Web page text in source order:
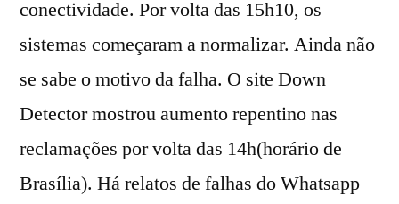
conectividade. Por volta das 15h10, os
sistemas começaram a normalizar. Ainda não
se sabe o motivo da falha. O site Down
Detector mostrou aumento repentino nas
reclamações por volta das 14h(horário de
Brasília). Há relatos de falhas do Whatsapp